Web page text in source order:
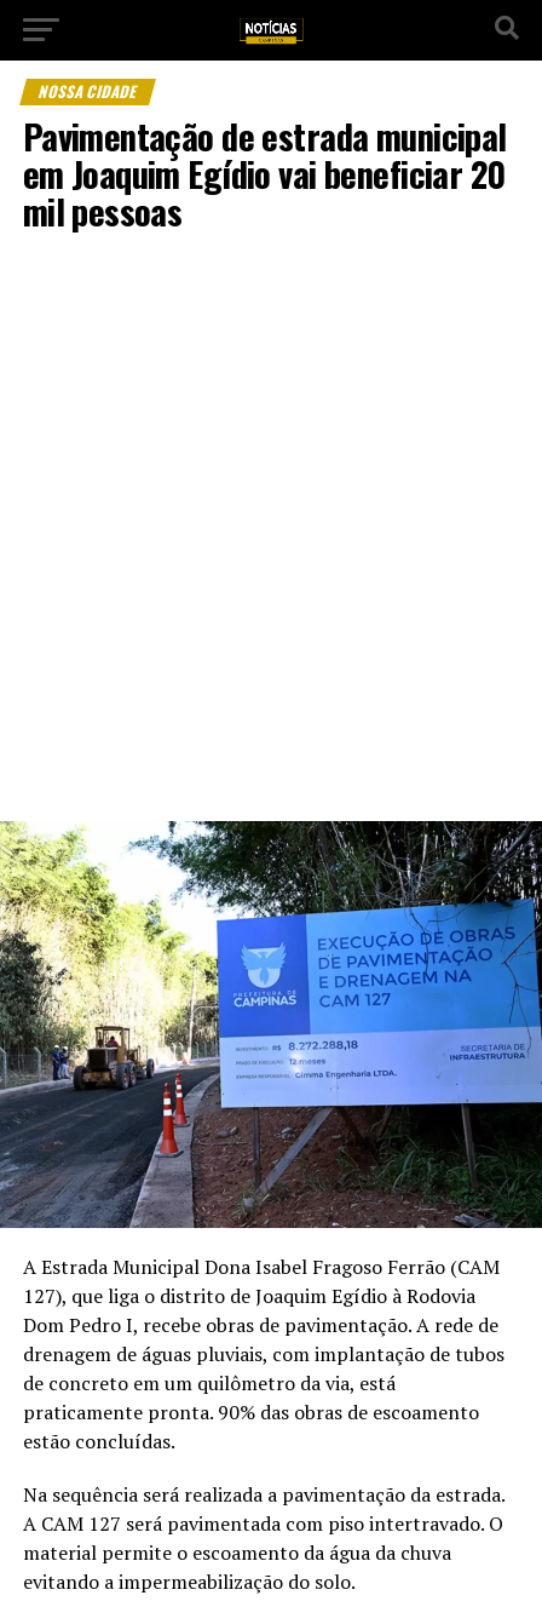
NOSSA CIDADE
Pavimentação de estrada municipal
em Joaquim Egídio vai beneficiar 20
mil pessoas
A Estrada Municipal Dona Isabel Fragoso Ferrão (CAM
127), que liga o distrito de Joaquim Egídio à Rodovia
Dom Pedro I, recebe obras de pavimentação. A rede de
drenagem de águas pluviais, com implantação de tubos
de concreto em um quilômetro da via, está
praticamente pronta. 90% das obras de escoamento
estão concluídas.
Na sequência será realizada a pavimentação da estrada.
A CAM 127 será pavimentada com piso intertravado. O
material permite o escoamento da água da chuva
evitando a impermeabilização do solo.